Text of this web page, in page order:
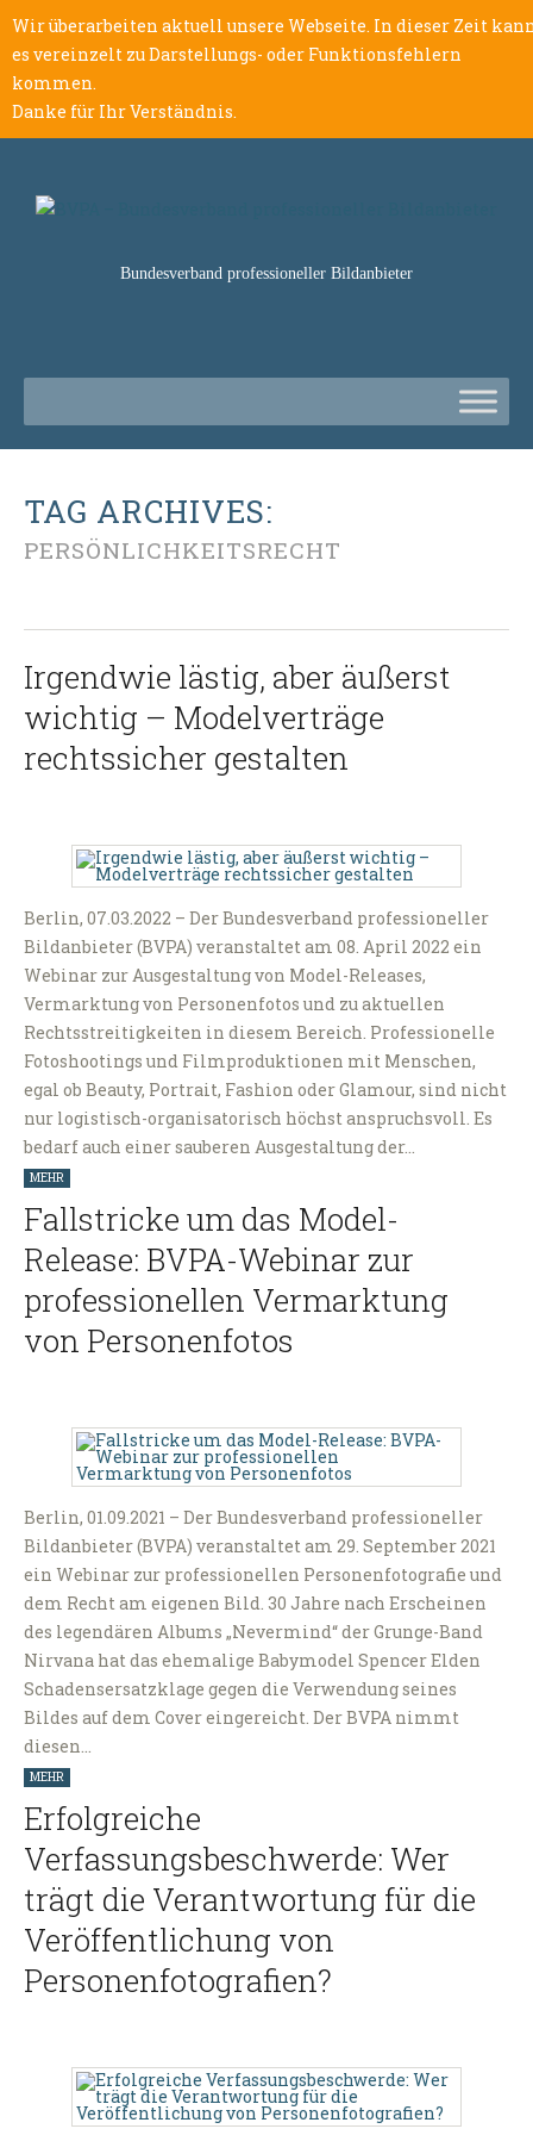
Wir überarbeiten aktuell unsere Webseite. In dieser Zeit
es vereinzelt zu Darstellungs- oder Funktionsfehlern
kommen.
Danke für Ihr Verständnis.
Bundesverband professioneller Bildanbieter
TAG ARCHIVES:
PERSÖNLICHKEITSRECHT
Irgendwie lästig, aber äußerst
wichtig – Modelverträge
rechtssicher gestalten
Berlin, 07.03.2022 – Der Bundesverband professioneller
Bildanbieter (BVPA) veranstaltet am 08. April 2022 ein
Webinar zur Ausgestaltung von Model-Releases,
Vermarktung von Personenfotos und zu aktuellen
Rechtsstreitigkeiten in diesem Bereich. Professionelle
Fotoshootings und Filmproduktionen mit Menschen,
egal ob Beauty, Portrait, Fashion oder Glamour, sind nicht
nur logistisch-organisatorisch höchst anspruchsvoll. Es
bedarf auch einer sauberen Ausgestaltung der…
MEHR
Fallstricke um das Model-
Release: BVPA-Webinar zur
professionellen Vermarktung
von Personenfotos
Berlin, 01.09.2021 – Der Bundesverband professioneller
Bildanbieter (BVPA) veranstaltet am 29. September 2021
ein Webinar zur professionellen Personenfotografie und
dem Recht am eigenen Bild. 30 Jahre nach Erscheinen
des legendären Albums „Nevermind“ der Grunge-Band
Nirvana hat das ehemalige Babymodel Spencer Elden
Schadensersatzklage gegen die Verwendung seines
Bildes auf dem Cover eingereicht. Der BVPA nimmt
diesen…
MEHR
Erfolgreiche
Verfassungsbeschwerde: Wer
trägt die Verantwortung für die
Veröffentlichung von
Personenfotografien?